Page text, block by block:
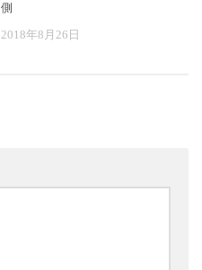
側
2018年8月26日